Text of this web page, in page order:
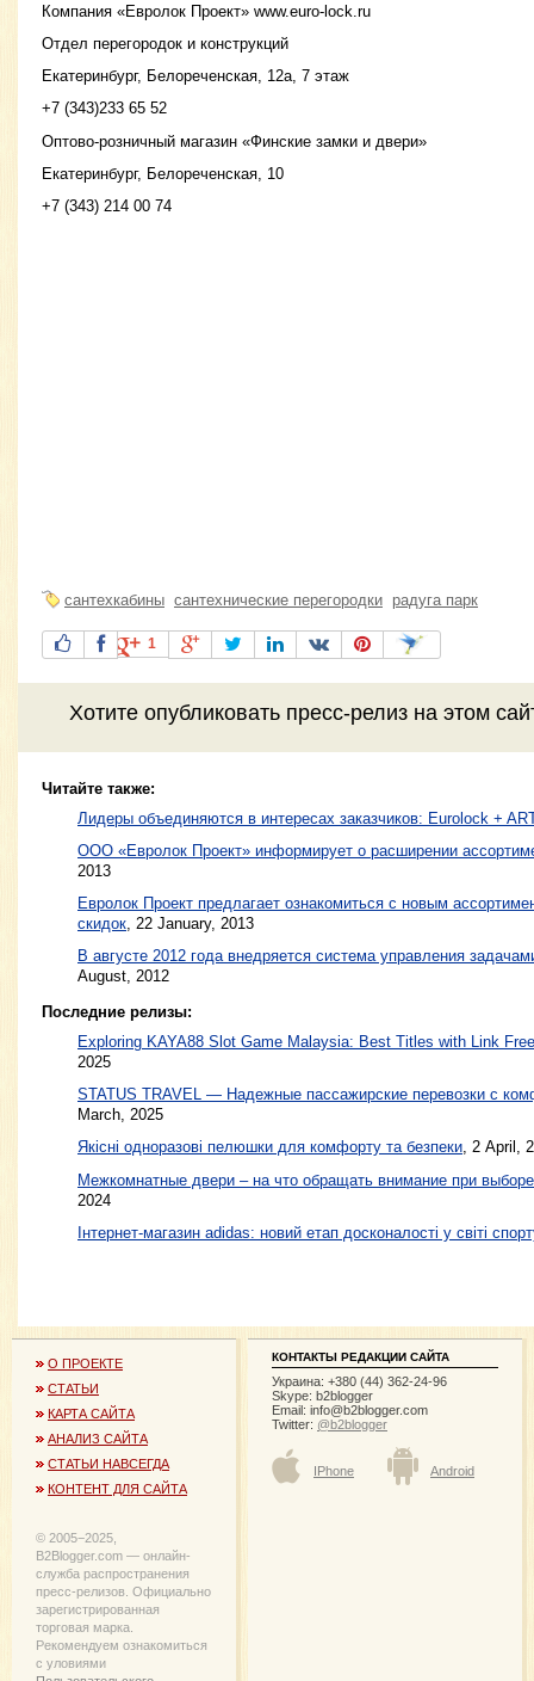
Компания «Евролок Проект» www.euro-lock.ru
Отдел перегородок и конструкций
Екатеринбург, Белореченская, 12а, 7 этаж
+7 (343)233 65 52
Оптово-розничный магазин «Финские замки и двери»
Екатеринбург, Белореченская, 10
+7 (343) 214 00 74
сантехкабины сантехнические перегородки радуга парк
1
Хотите опубликовать пресс-релизна этом
Читайте также:
Лидеры объединяются в интересах заказчиков: Eurolock +
ООО «Евролок Проект» информирует о расширении
2013
Евролок Проект предлагает ознакомиться с новым
скидок, 22 January, 2013
В августе 2012 года внедряется система управления
August, 2012
Последние релизы:
Exploring KAYA88 Slot Game Malaysia: Best Titles with Link
2025
STATUS TRAVEL — Надежные пассажирские перевозки с
March, 2025
Якісні одноразові пелюшки для комфорту та безпеки, 2 April,
Межкомнатные двери – на что обращать внимание при
2024
Інтернет-магазин adidas: новий етап досконалості у світі
О ПРОЕКТЕ
СТАТЬИ
КАРТА САЙТА
АНАЛИЗ САЙТА
СТАТЬИ НАВСЕГДА
КОНТЕНТ ДЛЯ САЙТА
© 2005−2025,
B2Blogger.com — онлайн-
служба распространения
пресс-релизов. Официально
зарегистрированная
торговая марка.
Рекомендуем ознакомиться
с уловиями
КОНТАКТЫ РЕДАКЦИИ САЙТА
Украина: +380 (44) 362-24-96
Skype: b2blogger
Email: info@b2blogger.com
Twitter: @b2blogger
IPhone Android